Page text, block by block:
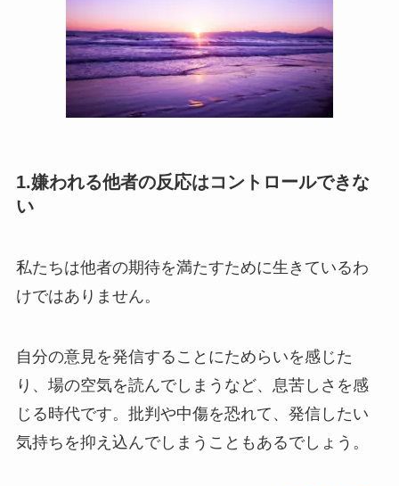
1.嫌われる他者の反応はコントロールできな
い
私たちは他者の期待を満たすために生きているわ
けではありません。
自分の意見を発信することにためらいを感じた
り、場の空気を読んでしまうなど、息苦しさを感
じる時代です。批判や中傷を恐れて、発信したい
気持ちを抑え込んでしまうこともあるでしょう。